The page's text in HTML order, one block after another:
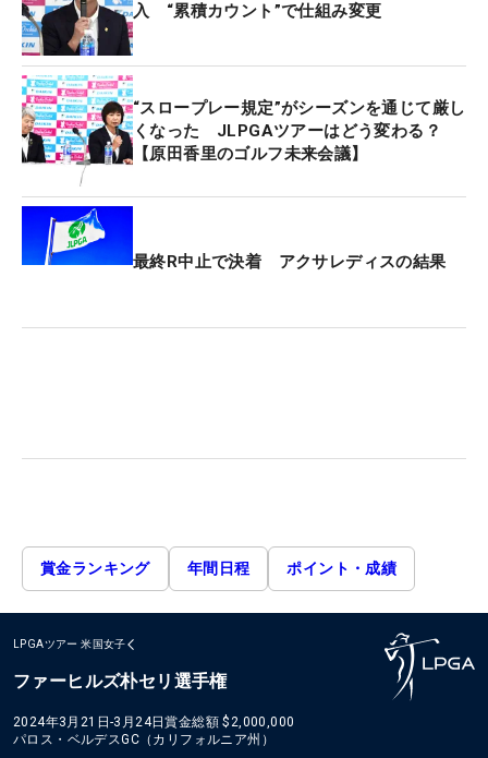
入 “累積カウント”で仕組み変更
“スロープレー規定”がシーズンを通じて厳し
くなった JLPGAツアーはどう変わる？
【原田香里のゴルフ未来会議】
最終R中止で決着 アクサレディスの結果
賞金ランキング 年間日程 ポイント・成績
LPGAツアー 米国女子
ファーヒルズ朴セリ選手権
2024年3月21日-3月24日賞金総額 $2,000,000
パロス・ベルデスGC（カリフォルニア州）